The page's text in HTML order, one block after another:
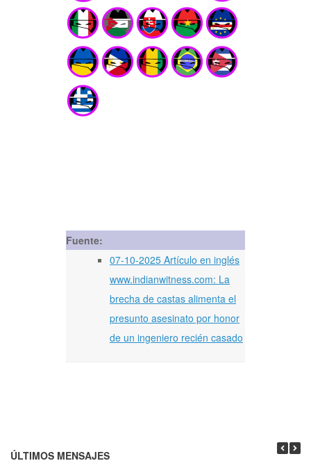
Fuente:
07-10-2025 Artículo en inglés
www.indianwitness.com: La
brecha de castas alimenta el
presunto asesinato por honor
de un ingeniero recién casado
ÚLTIMOS MENSAJES